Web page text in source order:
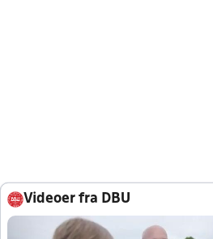
Videoer fra DBU